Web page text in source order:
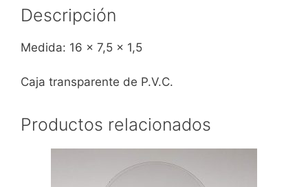
Descripción
Medida: 16 x 7,5 x 1,5
Caja transparente de P.V.C.
Productos relacionados